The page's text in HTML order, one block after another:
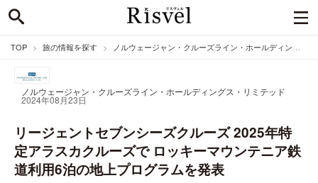
TOP 旅の情報を探す ノルウェージャン・クルーズライン・ホールディングス・リミテッドのニュース
ノルウェージャン・クルーズライン・ホールディングス・リミテッド
2024年08月23日
リージェントセブンシーズクルーズ 2025年特
定アラスカクルーズで ロッキーマウンテニア鉄
道利用6泊の地上プログラムを発表